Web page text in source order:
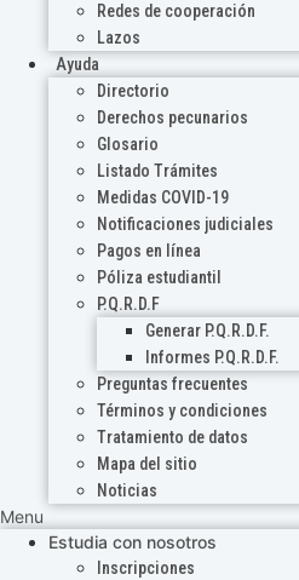
Redes de cooperación
Lazos
Ayuda
Directorio
Derechos pecunarios
Glosario
Listado Trámites
Medidas COVID-19
Notificaciones judiciales
Pagos en línea
Póliza estudiantil
P.Q.R.D.F
Generar P.Q.R.D.F.
Informes P.Q.R.D.F.
Preguntas frecuentes
Términos y condiciones
Tratamiento de datos
Mapa del sitio
Noticias
Menu
Estudia con nosotros
Inscripciones